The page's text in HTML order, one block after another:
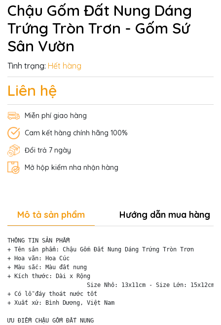
Chậu Gốm Đất Nung Dáng
Trứng Tròn Trơn - Gốm Sứ
Sân Vườn
Tình trạng: Hết hàng
Liên hệ
Miễn phí giao hàng
Cam kết hàng chính hãng 100%
Đổi trả 7 ngày
Mở hộp kiểm nha nhận hàng
Mô tả sản phẩm Hướng dẫn mua hàng
THÔNG TIN SẢN PHẨM
+ Tên sản phẩm: Chậu Gốm Đất Nung Dáng Trứng Tròn Trơn
+ Hoa văn: Hoa Cúc
+ Màu sắc: Màu đất nung
+ Kích thước: Dài x Rộng
                       Size Nhỏ: 13x11cm - Size Lớn: 15x12cm
+ Có lỗ đáy thoát nước tốt
+ Xuất xứ: Bình Dương, Việt Nam
ƯU ĐIỂM CHẬU GỐM ĐẤT NUNG